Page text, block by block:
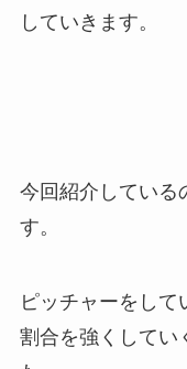
していきます。
今回紹介している
す。
ピッチャーをし
割合を強くしてい